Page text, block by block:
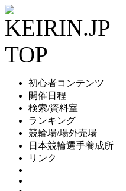
初心者コンテンツ
開催日程
検索/資料室
ランキング
競輪場/場外売場
日本競輪選手養成所
リンク